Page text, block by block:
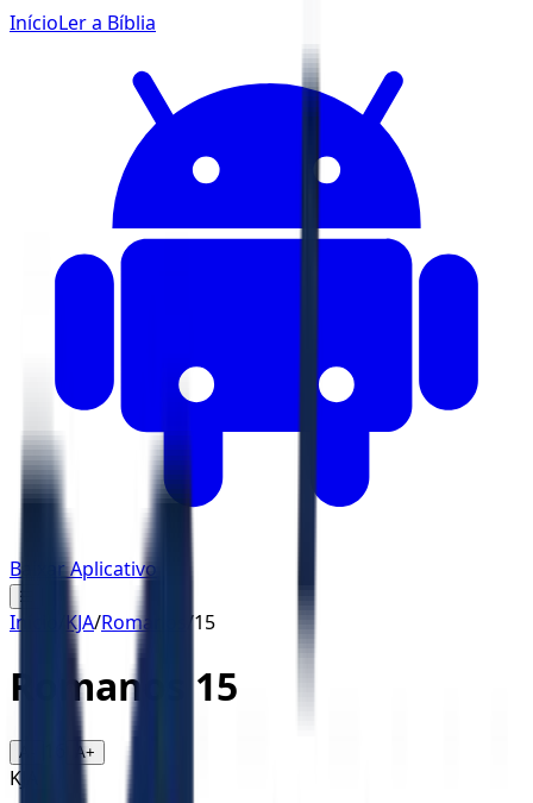
InícioLer a Bíblia
Baixar Aplicativo
☰
Início KJA/Romanos /15
Romanos 15
A- A+
KJA